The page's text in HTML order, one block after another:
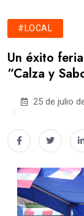
#LOCAL
Un éxito
“Calza y
25 de julio